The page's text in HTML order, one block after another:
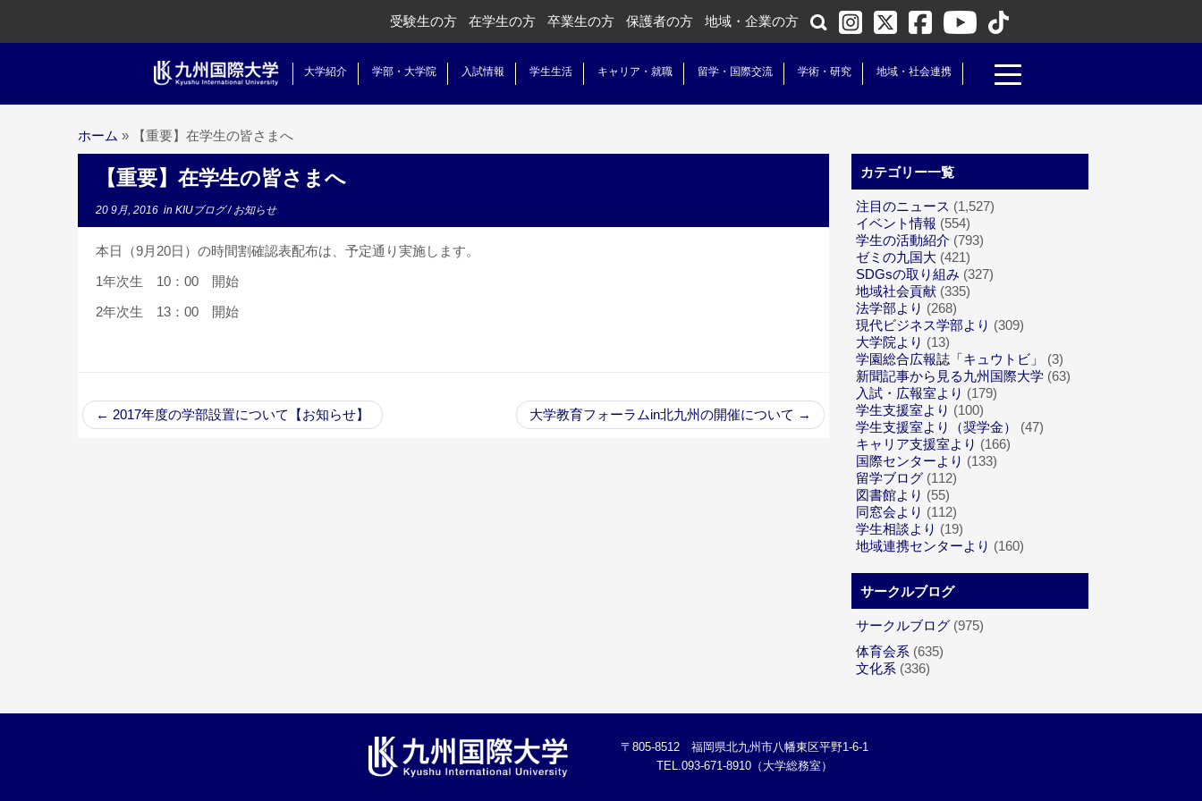
受験生の方 在学生の方 卒業生の方 保護者の方 地域・企業の方
大学紹介 学部・大学院 入試情報 学生生活 キャリア・就職 留学・国際交流 学術・研究 地域・社会連携
ホーム » 【重要】在学生の皆さまへ
【重要】在学生の皆さまへ
20 9月, 2016 in KIUブログ/お知らせ
本日（9月20日）の時間割確認表配布は、予定通り実施します。
1年次生 10：00 開始
2年次生 13：00 開始
← 2017年度の学部設置について【お知らせ】 大学教育フォーラムin北九州の開催について →
カテゴリー一覧
注目のニュース (1,527)
イベント情報 (554)
学生の活動紹介 (793)
ゼミの九国大 (421)
SDGsの取り組み (327)
地域社会貢献 (335)
法学部より (268)
現代ビジネス学部より (309)
大学院より (13)
学園総合広報誌「キュウトビ」
(3)
新聞記事から見る九州国際大学 (63)
入試・広報室より (179)
学生支援室より (100)
学生支援室より（奨学金）
(47)
キャリア支援室より (166)
国際センターより (133)
留学ブログ (112)
図書館より (55)
同窓会より (112)
学生相談より (19)
地域連携センターより (160)
サークルブログ
サークルブログ (975)
体育会系 (635)
文化系 (336)
〒805-8512 福岡県北九州市八幡東区平野1-6-1
TEL.093-671-8910（大学総務室）